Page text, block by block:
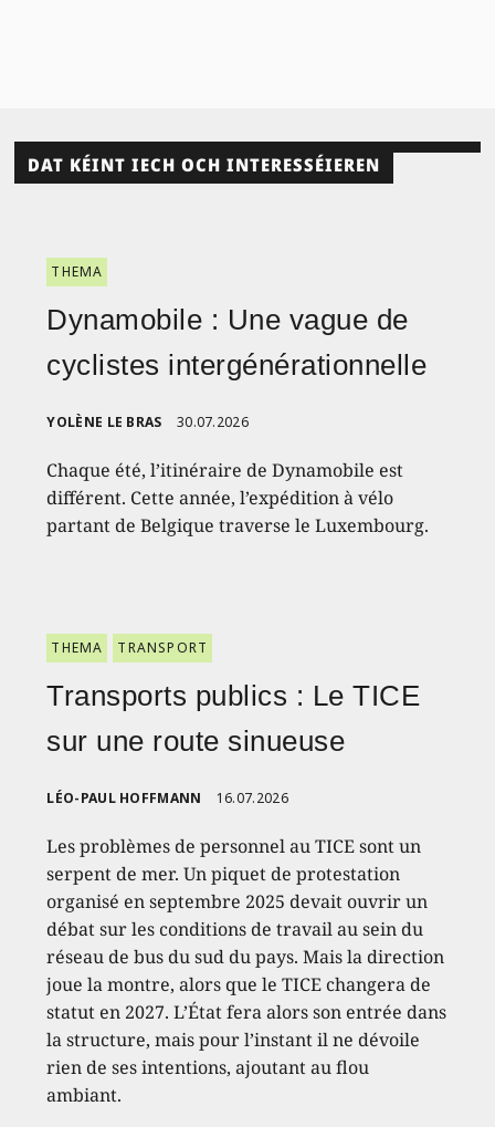
DAT KÉINT IECH OCH INTERESSÉIEREN
THEMA
Dynamobile : Une vague de
cyclistes intergénérationnelle
YOLÈNE LE BRAS 30.07.2026
Chaque été, l’itinéraire de Dynamobile est
différent. Cette année, l’expédition à vélo
partant de Belgique traverse le Luxembourg.
THEMA TRANSPORT
Transports publics : Le TICE
sur une route sinueuse
LÉO-PAUL HOFFMANN 16.07.2026
Les problèmes de personnel au TICE sont un
serpent de mer. Un piquet de protestation
organisé en septembre 2025 devait ouvrir un
débat sur les conditions de travail au sein du
réseau de bus du sud du pays. Mais la direction
joue la montre, alors que le TICE changera de
statut en 2027. L’État fera alors son entrée dans
la structure, mais pour l’instant il ne dévoile
rien de ses intentions, ajoutant au flou
ambiant.